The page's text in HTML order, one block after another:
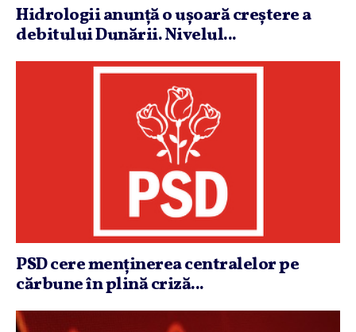
Hidrologii anunţă o uşoară creştere a
debitului Dunării. Nivelul...
PSD cere menţinerea centralelor pe
cărbune în plină criză...